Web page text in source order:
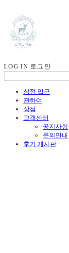
LOG IN 로그인
상점 입구
관하여
상점
고객센터
공지사항
문의안내
후기 게시판